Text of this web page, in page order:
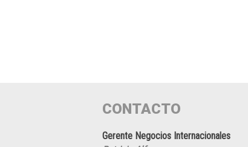
CONTACTO
Gerente Negocios Internacionales